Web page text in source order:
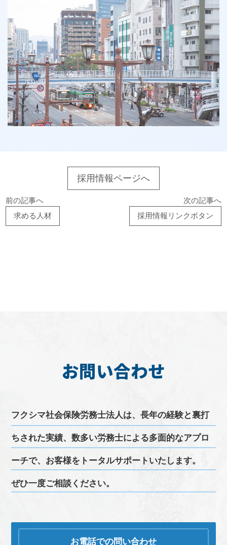
採用情報ページへ
前の記事へ
求める人材
次の記事へ
採用情報リンクボタン
お問い合わせ
フクシマ社会保険労務士法人は、長年の経験と裏打
ちされた実績、数多い労務士による多面的なアプロ
ーチで、お客様をトータルサポートいたします。
ぜひ一度ご相談ください。
お電話での問い合わせ